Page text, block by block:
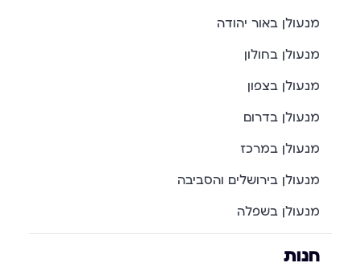
מנעולן באור יהודה
מנעולן בחולון
מנעולן בצפון
מנעולן בדרום
מנעולן במרכז
מנעולן בירושלים והסביבה
מנעולן בשפלה
חנות